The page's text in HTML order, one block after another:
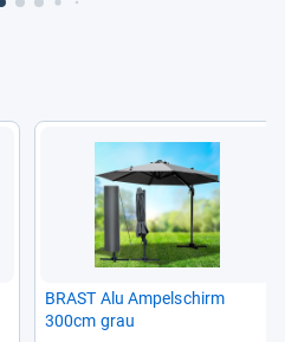
BRAST Alu Ampel­schirm
300cm grau